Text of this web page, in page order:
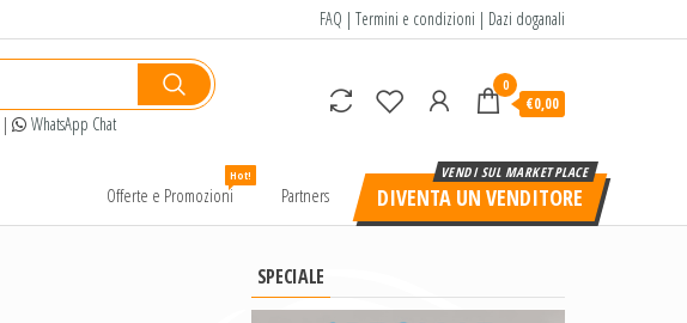
FAQ | Termini e condizioni | Dazi doganali
| WhatsApp Chat
0
€0,00
Offerte e Promozioni
Hot!
Partners DIVENTA UN VENDITORE
SPECIALE